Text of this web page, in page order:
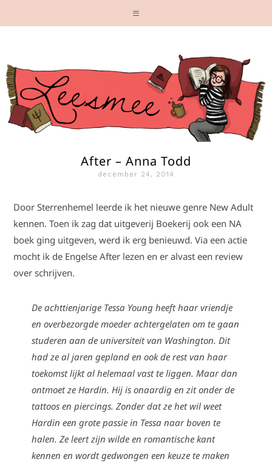
After – Anna Todd
december 24, 2014
Door Sterrenhemel leerde ik het nieuwe genre New Adult
kennen. Toen ik zag dat uitgeverij Boekerij ook een NA
boek ging uitgeven, werd ik erg benieuwd. Via een actie
mocht ik de Engelse After lezen en er alvast een review
over schrijven.
De achttienjarige Tessa Young heeft haar vriendje
en overbezorgde moeder achtergelaten om te gaan
studeren aan de universiteit van Washington. Dit
had ze al jaren gepland en ook de rest van haar
toekomst lijkt al helemaal vast te liggen. Maar dan
ontmoet ze Hardin. Hij is onaardig en zit onder de
tattoos en piercings. Zonder dat ze het wil weet
Hardin een grote passie in Tessa naar boven te
halen. Ze leert zijn wilde en romantische kant
kennen en wordt gedwongen een keuze te maken